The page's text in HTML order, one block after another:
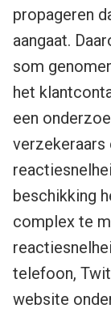
propageren
aangaat.
som
het
een
verzekeraars
beschikking
complex te
telefoon,
website